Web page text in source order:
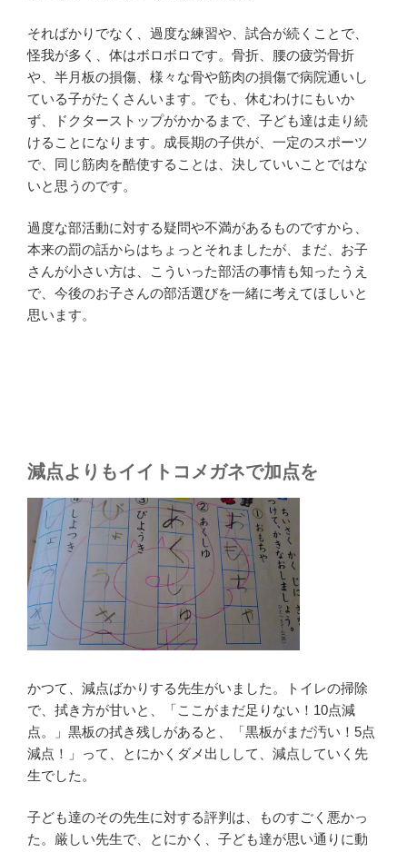
そればかりでなく、過度な練習や、試合が続くことで、
怪我が多く、体はボロボロです。骨折、腰の疲労骨折
や、半月板の損傷、様々な骨や筋肉の損傷で病院通いし
ている子がたくさんいます。でも、休むわけにもいか
ず、ドクターストップがかかるまで、子ども達は走り続
けることになります。成長期の子供が、一定のスポーツ
で、同じ筋肉を酷使することは、決していいことではな
いと思うのです。
過度な部活動に対する疑問や不満があるものですから、
本来の罰の話からはちょっとそれましたが、まだ、お子
さんが小さい方は、こういった部活の事情も知ったうえ
で、今後のお子さんの部活選びを一緒に考えてほしいと
思います。
減点よりもイイトコメガネで加点を
かつて、減点ばかりする先生がいました。トイレの掃除
で、拭き方が甘いと、「ここがまだ足りない！10点減
点。」黒板の拭き残しがあると、「黒板がまだ汚い！5点
減点！」って、とにかくダメ出しして、減点していく先
生でした。
子ども達のその先生に対する評判は、ものすごく悪かっ
た。厳しい先生で、とにかく、子ども達が思い通りに動